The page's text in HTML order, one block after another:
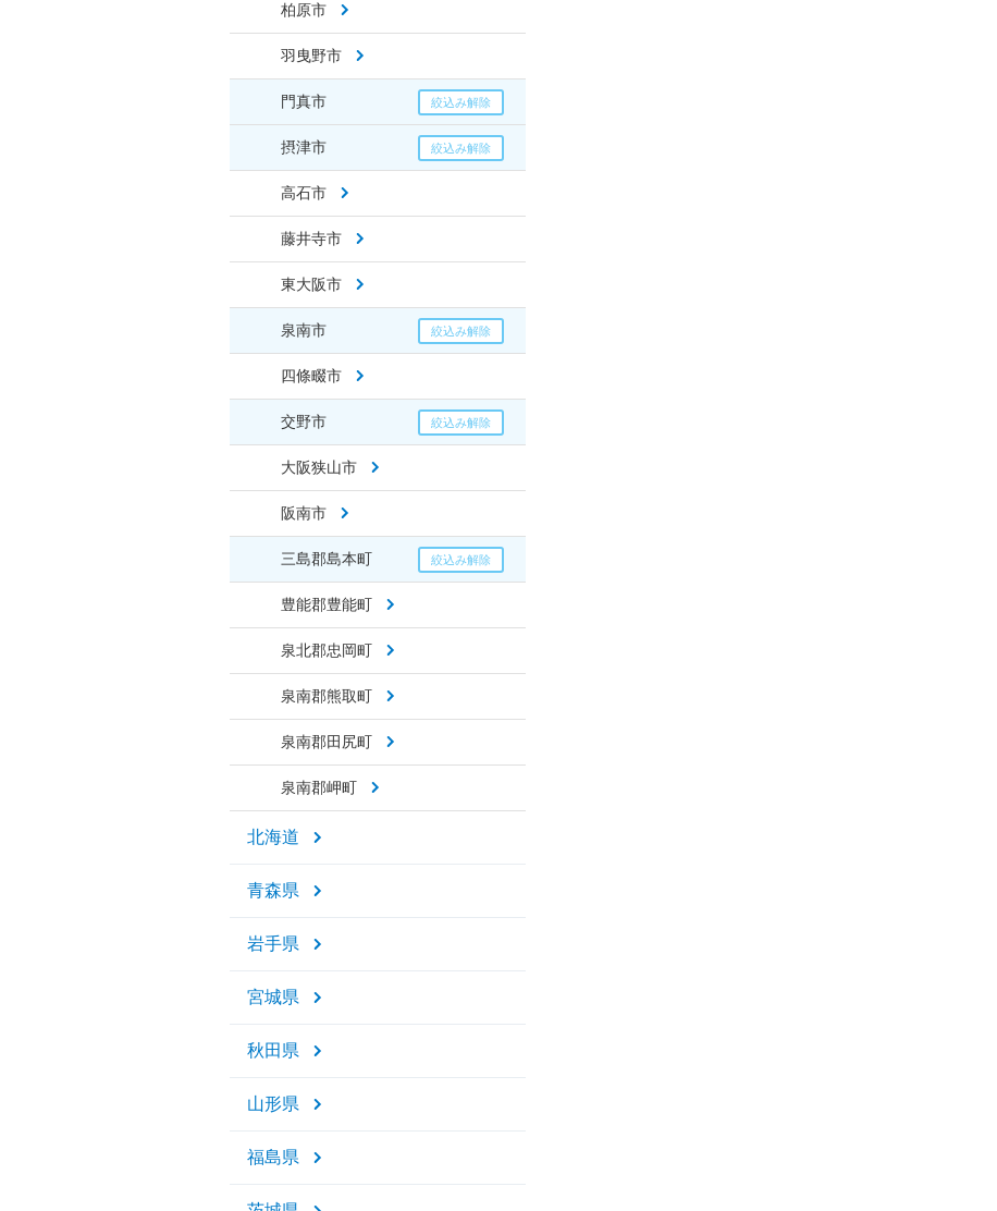
柏原市
羽曳野市
門真市
摂津市
高石市
藤井寺市
東大阪市
泉南市
四條畷市
交野市
大阪狭山市
阪南市
三島郡島本町
豊能郡豊能町
泉北郡忠岡町
泉南郡熊取町
泉南郡田尻町
泉南郡岬町
北海道
青森県
岩手県
宮城県
秋田県
山形県
福島県